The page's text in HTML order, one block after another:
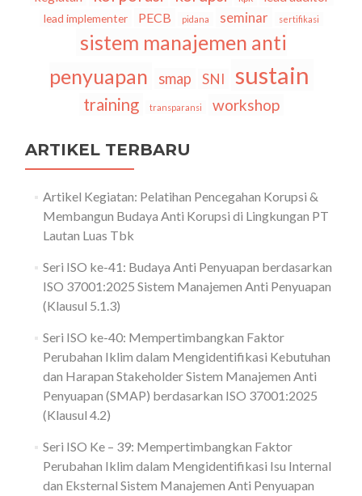
lead implementer PECB pidana seminar sertifikasi
sistem manajemen anti
penyuapan
smap SNI sustain
training transparansi workshop
ARTIKEL TERBARU
Artikel Kegiatan: Pelatihan Pencegahan Korupsi &
Membangun Budaya Anti Korupsi di Lingkungan PT
Lautan Luas Tbk
Seri ISO ke-41: Budaya Anti Penyuapan berdasarkan
ISO 37001:2025 Sistem Manajemen Anti Penyuapan
(Klausul 5.1.3)
Seri ISO ke-40: Mempertimbangkan Faktor
Perubahan Iklim dalam Mengidentifikasi Kebutuhan
dan Harapan Stakeholder Sistem Manajemen Anti
Penyuapan (SMAP) berdasarkan ISO 37001:2025
(Klausul 4.2)
Seri ISO Ke – 39: Mempertimbangkan Faktor
Perubahan Iklim dalam Mengidentifikasi Isu Internal
dan Eksternal Sistem Manajemen Anti Penyuapan